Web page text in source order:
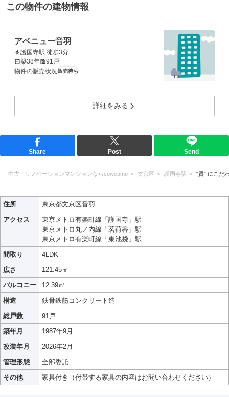
この物件の建物情報
アベニュー音羽
護国寺駅 徒歩3分
築38年
91戸
物件の販売状況販売待ち
詳細をみる
Share Post Send
中古・リノベーションマンションならcowcamo 文京区 護国寺駅 “質” にこだ
住所
東京都文京区音羽
アクセス
東京メトロ有楽町線「護国寺」駅
東京メトロ丸ノ内線「茗荷谷」駅
東京メトロ有楽町線「東池袋」駅
間取り
4LDK
広さ
121.45㎡
バルコニー
12.39㎡
構造
鉄骨鉄筋コンクリート造
総戸数
91戸
築年月
1987年9月
改装年月
2026年2月
管理形態
全部委託
その他
家具付き（付帯する家具の内容はお問い合わせください）